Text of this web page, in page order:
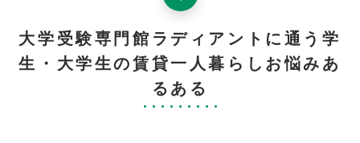
大学受験専門館ラディアントに通う学
生・大学生の賃貸一人暮らしお悩みあ
るある